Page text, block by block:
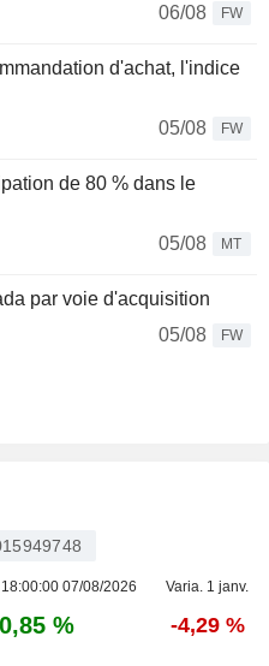
06/08
FW
d'achat, l'indice
05/08
FW
de 80 % dans le
05/08
MT
par voie d'acquisition
05/08
FW
18:00:00 07/08/2026 Varia. 1 janv.
% -4,29 %